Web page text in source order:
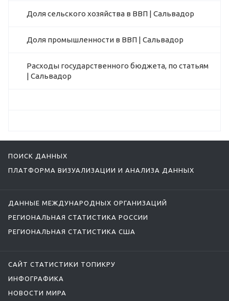
Доля сельского хозяйства в ВВП | Сальвадор
Доля промышленности в ВВП | Сальвадор
Расходы государственного бюджета, по статьям
| Сальвадор
ПОИСК ДАННЫХ
ПЛАТФОРМА ВИЗУАЛИЗАЦИИ И АНАЛИЗА ДАННЫХ
ДАННЫЕ МЕЖДУНАРОДНЫХ ОРГАНИЗАЦИЙ
РЕГИОНАЛЬНАЯ СТАТИСТИКА РОССИИ
РЕГИОНАЛЬНАЯ СТАТИСТИКА США
САЙТ СТАТИСТИКИ ТОПИКРУ
ИНФОГРАФИКА
НОВОСТИ МИРА